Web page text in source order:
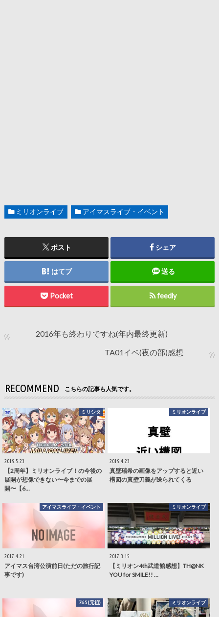
ミリオンライブ アイマスライブ・イベント
ポスト シェア
はてブ 送る
Pocket feedly
2016年も終わりですね(年内最終更新)
TA01イベ(夜の部)感想
RECOMMEND こちらの記事も人気です。
ミリシタ
2019.5.23
【2周年】ミリオンライブ！の今後の
展開が想像できない〜今までの展
開〜【6…
ミリオンライブ
2019.4.23
真壁瑞希の画像をアップすると近い
構図の真壁刀義が送られてくる
アイマスライブ・イベント
2017.4.21
アイマス台湾公演前日(ただの旅行記
事です)
ミリオンライブ
2017.3.15
【ミリオン4th武道館感想】TH@NK
YOU for SMILE!! …
765(元祖) ミリオンライブ